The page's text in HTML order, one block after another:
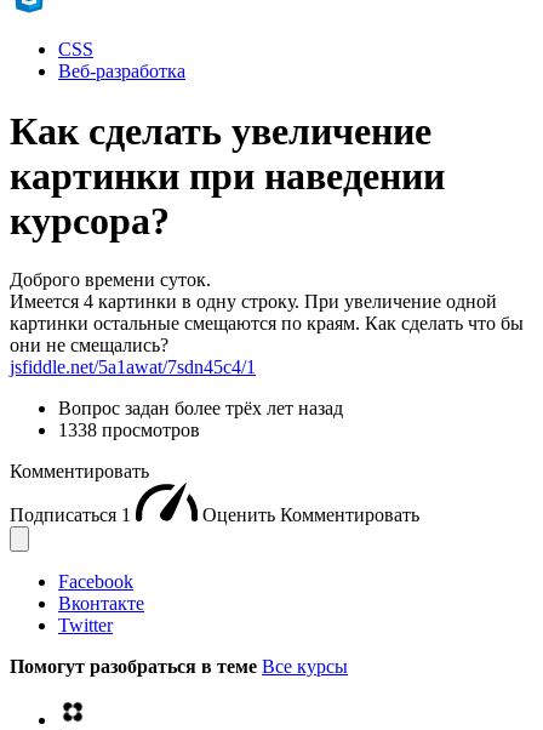
CSS
Веб-разработка
Как сделать увеличение
картинки при наведении
курсора?
Доброго времени суток.
Имеется 4 картинки в одну строку. При увеличение одной
картинки остальные смещаются по краям. Как сделать что бы
они не смещались?
jsfiddle.net/5a1awat/7sdn45c4/1
Вопрос задан более трёх лет назад
1338 просмотров
Комментировать
Подписаться 1 Оценить Комментировать
Facebook
Вконтакте
Twitter
Помогут разобраться в теме Все курсы